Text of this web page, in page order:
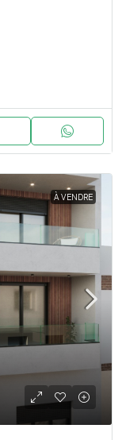
À VENDRE